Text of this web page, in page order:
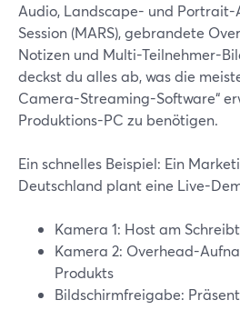
Audio, Landscape- und Portrait-
Session (MARS), gebrandete
Notizen und Multi-Teilnehmer-
deckst du alles ab, was die
Camera-Streaming-Software“
Produktions-PC zu benötigen.
Ein schnelles Beispiel: Ein
Deutschland plant eine Live-
Kamera 1: Host am
Kamera 2: Overhead-
Produkts
Bildschirmfreigabe: